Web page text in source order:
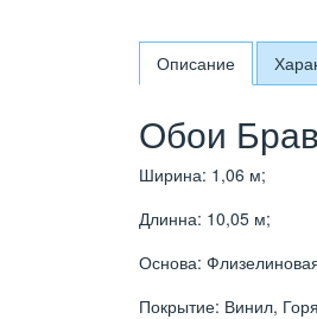
Описание
Обои
Ширина: 1,06 м;
Длинна: 10,05 м;
Основа:
Покрытие: Винил,